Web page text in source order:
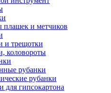
плашек и метчиков
и трещотки
коловороты
рубанки
рубанки
для гипсокартона